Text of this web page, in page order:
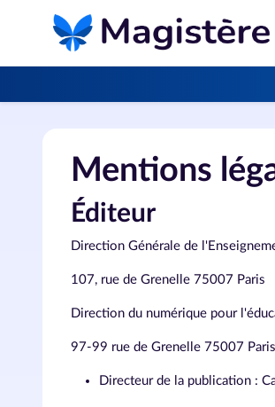
Mentions
Éditeur
Direction Générale de
107, rue de Grenelle 75007 Paris
Direction du numérique pour
97-99 rue de Grenelle 75007 Paris
Directeur de la publication :